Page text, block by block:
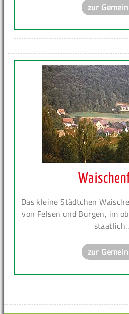
zur
Das kleine Städtchen
von Felsen und Burgen, im
zur